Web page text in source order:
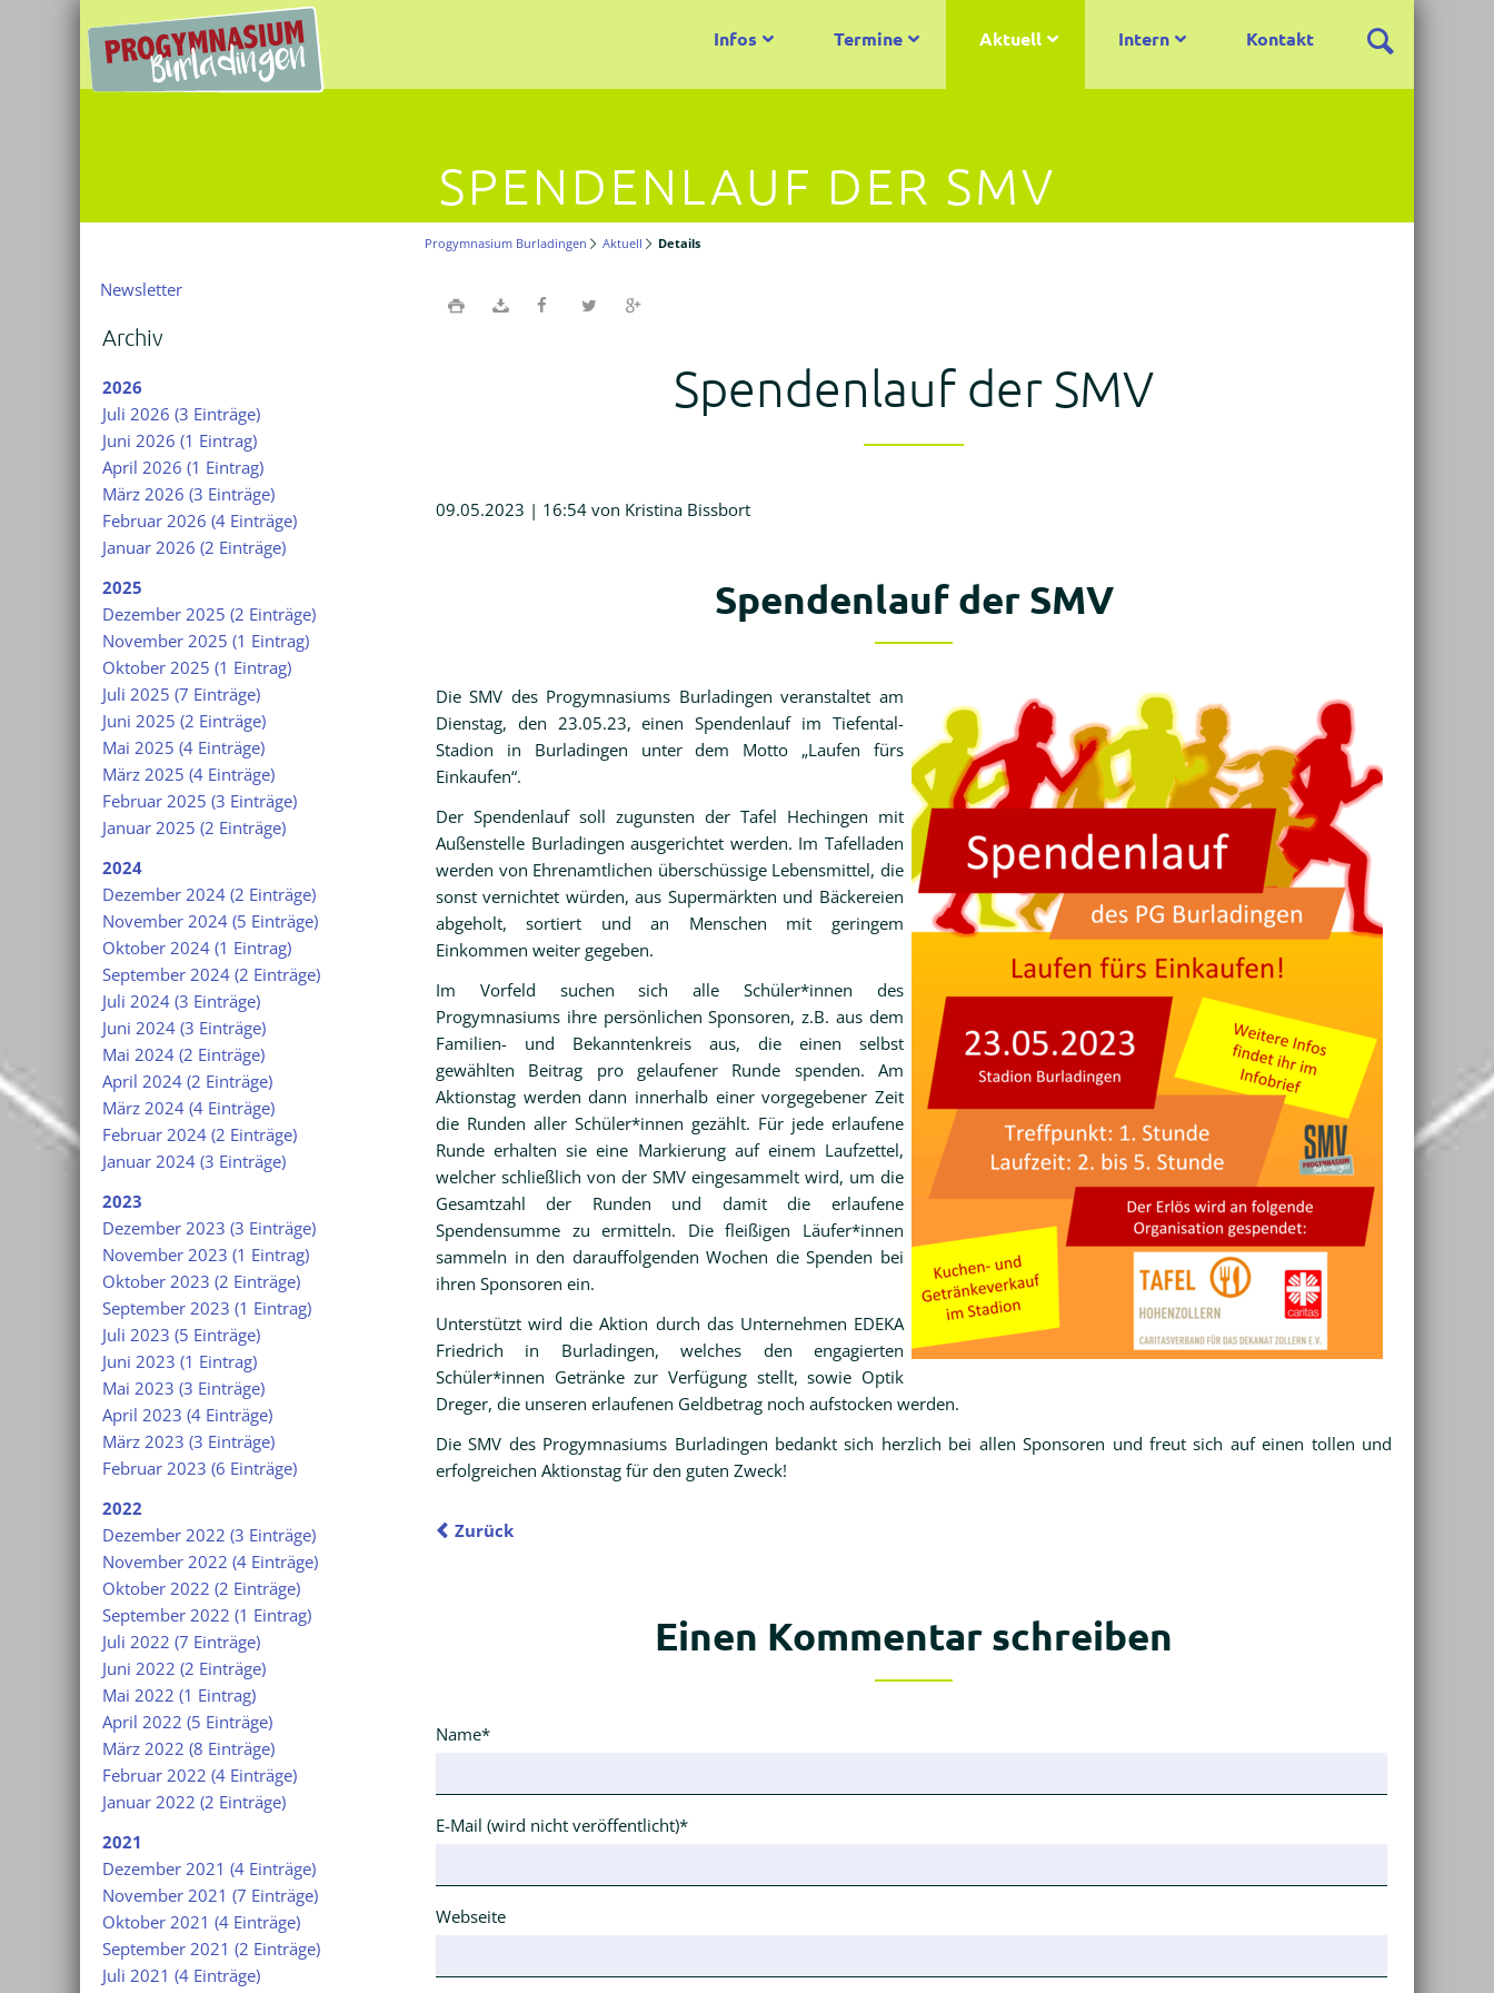
Infos Termine Aktuell Intern Kontakt
SPENDENLAUF DER SMV
Progymnasium Burladingen Aktuell Details
Spendenlauf der SMV
09.05.2023 | 16:54 von Kristina Bissbort
Spendenlauf der SMV
Die SMV des Progymnasiums Burladingen veranstaltet am
Dienstag, den 23.05.23, einen Spendenlauf im Tiefental-
Stadion in Burladingen unter dem Motto „Laufen fürs
Einkaufen“.
Der Spendenlauf soll zugunsten der Tafel Hechingen mit
Außenstelle Burladingen ausgerichtet werden. Im Tafelladen
werden von Ehrenamtlichen überschüssige Lebensmittel, die
sonst vernichtet würden, aus Supermärkten und Bäckereien
abgeholt, sortiert und an Menschen mit geringem
Einkommen weiter gegeben.
Im Vorfeld suchen sich alle Schüler*innen des
Progymnasiums ihre persönlichen Sponsoren, z.B. aus dem
Familien- und Bekanntenkreis aus, die einen selbst
gewählten Beitrag pro gelaufener Runde spenden. Am
Aktionstag werden dann innerhalb einer vorgegebener Zeit
die Runden aller Schüler*innen gezählt. Für jede erlaufene
Runde erhalten sie eine Markierung auf einem Laufzettel,
welcher schließlich von der SMV eingesammelt wird, um die
Gesamtzahl der Runden und damit die erlaufene
Spendensumme zu ermitteln. Die fleißigen Läufer*innen
sammeln in den darauffolgenden Wochen die Spenden bei
ihren Sponsoren ein.
Unterstützt wird die Aktion durch das Unternehmen EDEKA
Friedrich in Burladingen, welches den engagierten
Schüler*innen Getränke zur Verfügung stellt, sowie Optik
Dreger, die unseren erlaufenen Geldbetrag noch aufstocken werden.
Die SMV des Progymnasiums Burladingen bedankt sich herzlich bei allen Sponsoren und freut sich auf einen tollen und
erfolgreichen Aktionstag für den guten Zweck!
Zurück
Einen Kommentar schreiben
Pflichtfeld
Name*
Pflichtfeld
E-Mail (wird nicht veröffentlicht)*
Webseite
Navigation
Newsletter
Archiv
2026
Juli 2026 (3 Einträge)
Juni 2026 (1 Eintrag)
April 2026 (1 Eintrag)
März 2026 (3 Einträge)
Februar 2026 (4 Einträge)
Januar 2026 (2 Einträge)
2025
Dezember 2025 (2 Einträge)
November 2025 (1 Eintrag)
Oktober 2025 (1 Eintrag)
Juli 2025 (7 Einträge)
Juni 2025 (2 Einträge)
Mai 2025 (4 Einträge)
März 2025 (4 Einträge)
Februar 2025 (3 Einträge)
Januar 2025 (2 Einträge)
2024
Dezember 2024 (2 Einträge)
November 2024 (5 Einträge)
Oktober 2024 (1 Eintrag)
September 2024 (2 Einträge)
Juli 2024 (3 Einträge)
Juni 2024 (3 Einträge)
Mai 2024 (2 Einträge)
April 2024 (2 Einträge)
März 2024 (4 Einträge)
Februar 2024 (2 Einträge)
Januar 2024 (3 Einträge)
2023
Dezember 2023 (3 Einträge)
November 2023 (1 Eintrag)
Oktober 2023 (2 Einträge)
September 2023 (1 Eintrag)
Juli 2023 (5 Einträge)
Juni 2023 (1 Eintrag)
Mai 2023 (3 Einträge)
April 2023 (4 Einträge)
März 2023 (3 Einträge)
Februar 2023 (6 Einträge)
2022
Dezember 2022 (3 Einträge)
November 2022 (4 Einträge)
Oktober 2022 (2 Einträge)
September 2022 (1 Eintrag)
Juli 2022 (7 Einträge)
Juni 2022 (2 Einträge)
Mai 2022 (1 Eintrag)
April 2022 (5 Einträge)
März 2022 (8 Einträge)
Februar 2022 (4 Einträge)
Januar 2022 (2 Einträge)
2021
Dezember 2021 (4 Einträge)
November 2021 (7 Einträge)
Oktober 2021 (4 Einträge)
September 2021 (2 Einträge)
Juli 2021 (4 Einträge)